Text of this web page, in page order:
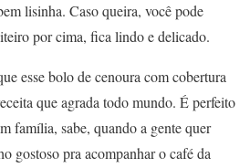
lisinha. Caso queira, você pode
por cima, fica lindo e delicado.
esse bolo de cenoura com cobertura
que agrada todo mundo. É perfeito
família, sabe, quando a gente quer
gostoso pra acompanhar o café da